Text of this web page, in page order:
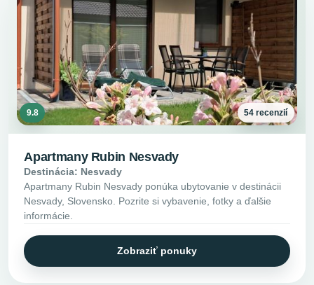
9.8 54 recenzií
Apartmany Rubin Nesvady
Destinácia: Nesvady
Apartmany Rubin Nesvady ponúka ubytovanie v destinácii
Nesvady, Slovensko. Pozrite si vybavenie, fotky a ďalšie
informácie.
Zobraziť ponuky